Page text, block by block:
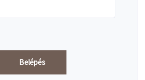
Belépés